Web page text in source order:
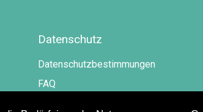
Datenschutz
Datenschutzbestimmungen
FAQ